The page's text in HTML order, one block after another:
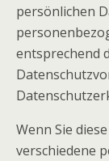
persönlichen
entsprechend
Wenn Sie
verschiedene